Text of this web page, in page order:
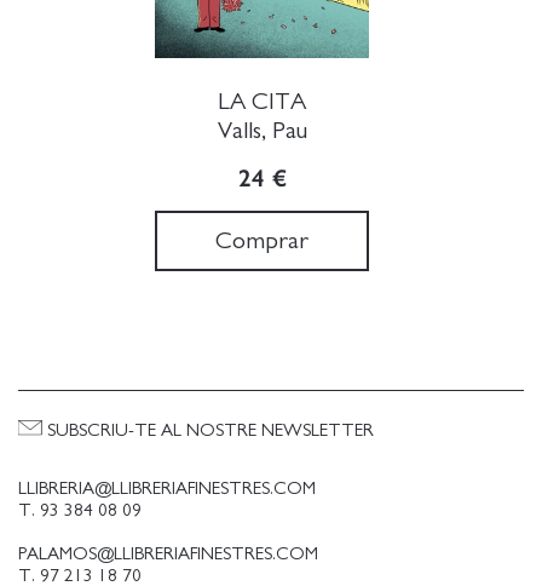
LA CITA
Valls, Pau
24 €
Comprar
LLIBRERIA@LLIBRERIAFINESTRES.COM
T. 93 384 08 09
PALAMOS@LLIBRERIAFINESTRES.COM
T. 97 213 18 70
SUBSCRIU-TE AL NOSTRE NEWSLETTER